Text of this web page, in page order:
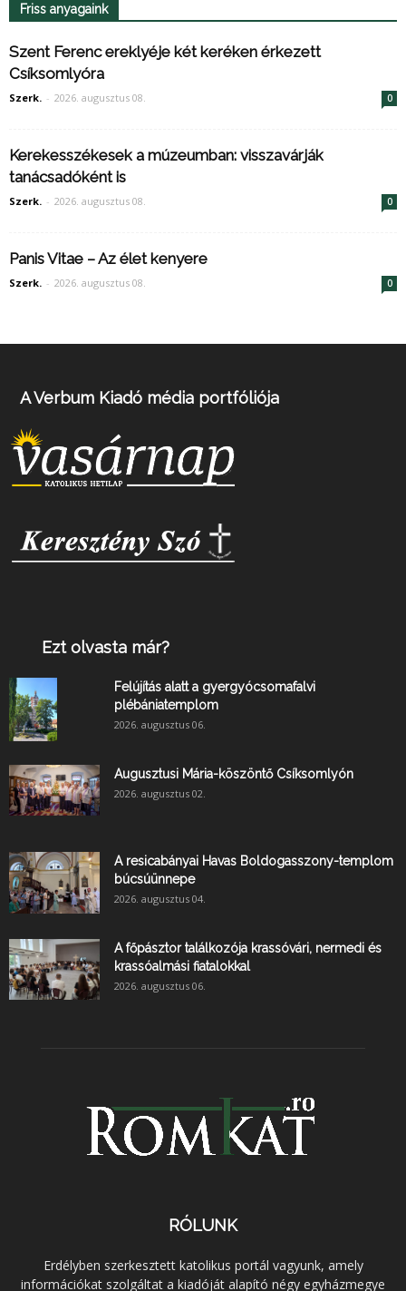
Friss anyagaink
Szent Ferenc ereklyéje két keréken érkezett
Csíksomlyóra
Szerk. - 2026. augusztus 08. 0
Kerekesszékesek a múzeumban: visszavárják
tanácsadóként is
Szerk. - 2026. augusztus 08. 0
Panis Vitae – Az élet kenyere
Szerk. - 2026. augusztus 08. 0
A Verbum Kiadó média portfóliója
Ezt olvasta már?
Felújítás alatt a gyergyócsomafalvi
plébániatemplom
2026. augusztus 06.
Augusztusi Mária-köszöntő Csíksomlyón
2026. augusztus 02.
A resicabányai Havas Boldogasszony-templom
búcsúünnepe
2026. augusztus 04.
A főpásztor találkozója krassóvári, nermedi és
krassóalmási fiatalokkal
2026. augusztus 06.
RÓLUNK
Erdélyben szerkesztett katolikus portál vagyunk, amely
információkat szolgáltat a kiadóját alapító négy egyházmegye